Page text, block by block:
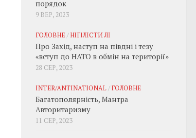
порядок
9 ВЕР, 2023
ГОЛОВНЕ/НІГІЛІСТИ ЛІ
Про Захід, наступ на півдні і тезу
«вступ до НАТО в обмін на території»
28 СЕР, 2023
INTER/ANTINATIONAL/ГОЛОВНЕ
Багатополярність, Мантра
Авторитаризму
11 СЕР, 2023